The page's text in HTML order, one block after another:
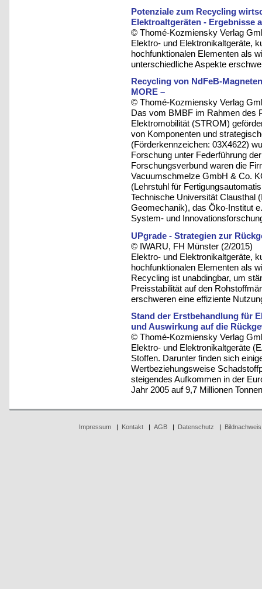
Potenziale zum Recycling
Elektroaltgeräten - Ergebnisse
© Thomé-Kozmiensky Verlag
Elektro- und Elektronikaltgeräte,
hochfunktionalen Elementen als
unterschiedliche Aspekte
Recycling von NdFeB-
MORE –
© Thomé-Kozmiensky Verlag
Das vom BMBF im Rahmen des
Elektromobilität (STROM)
von Komponenten und
(Förderkennzeichen: 03X4622)
Forschung unter Federführung
Forschungsverbund waren die
Vacuumschmelze GmbH & Co.
(Lehrstuhl für
Technische Universität Clausthal
Geomechanik), das Öko-Institut
System- und
UPgrade - Strategien zur
© IWARU, FH Münster (2/2015)
Elektro- und Elektronikaltgeräte,
hochfunktionalen Elementen als
Recycling ist unabdingbar, um
Preisstabilität auf den
erschweren eine effiziente
Stand der Erstbehandlung für
und Auswirkung auf die
© Thomé-Kozmiensky Verlag
Elektro- und Elektronikaltgeräte
Stoffen. Darunter finden sich
Wertbeziehungsweise
steigendes Aufkommen in der
Jahr 2005 auf 9,7 Millionen
Impressum| Kontakt| AGB| Datenschutz Bildnachweis